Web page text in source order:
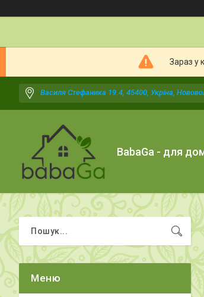
Зараз у
Василя Стефаника 19.4, 45400, Укрїна,
BabaGa - для